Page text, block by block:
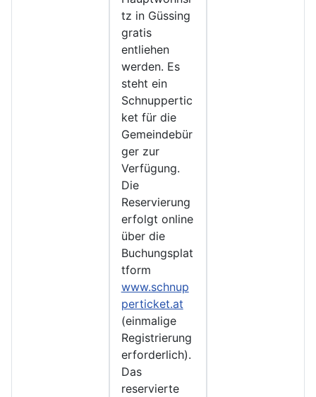
tz in Güssing
gratis
entliehen
werden. Es
steht ein
Schnuppertic
ket für die
Gemeindebür
ger zur
Verfügung.
Die
Reservierung
erfolgt online
über die
Buchungsplat
tform
www.schnup
perticket.at
(einmalige
Registrierung
erforderlich).
Das
reservierte